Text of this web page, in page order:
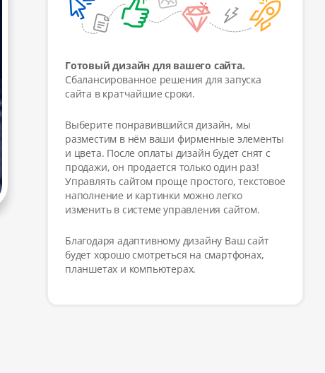
Готовый дизайн для вашего сайта.
Сбалансированное решения для запуска
сайта в кратчайшие сроки.
Выберите понравившийся дизайн, мы
разместим в нём ваши фирменные элементы
и цвета. После оплаты дизайн будет снят с
продажи, он продается только один раз!
Управлять сайтом проще простого, текстовое
наполнение и картинки можно легко
изменить в системе управления сайтом.
Благодаря адаптивному дизайну Ваш сайт
будет хорошо смотреться на смартфонах,
планшетах и компьютерах.